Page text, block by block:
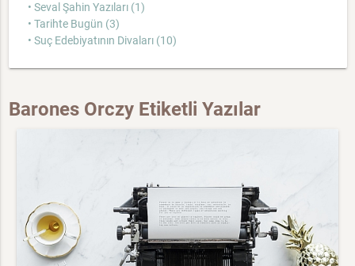
• Seval Şahin Yazıları (1)
• Tarihte Bugün (3)
• Suç Edebiyatının Divaları (10)
Barones Orczy Etiketli Yazılar